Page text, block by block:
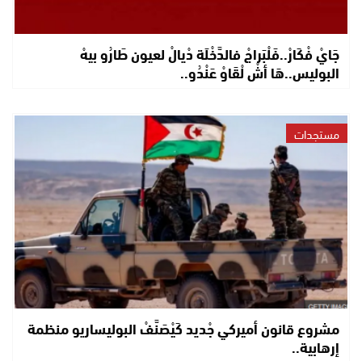
جَايْ فْكَارْ..فَلْبَراجْ فالدَّخْلَة دْيالْ لعيون طَارُو بيهْ
البوليس..هَا أشْ لْقَاوْ عَنْدُو..
مستجدات
مشروع قانون أميركي جْديد كَيْصَنَّفْ البوليساريو منظمة
إرهابية..